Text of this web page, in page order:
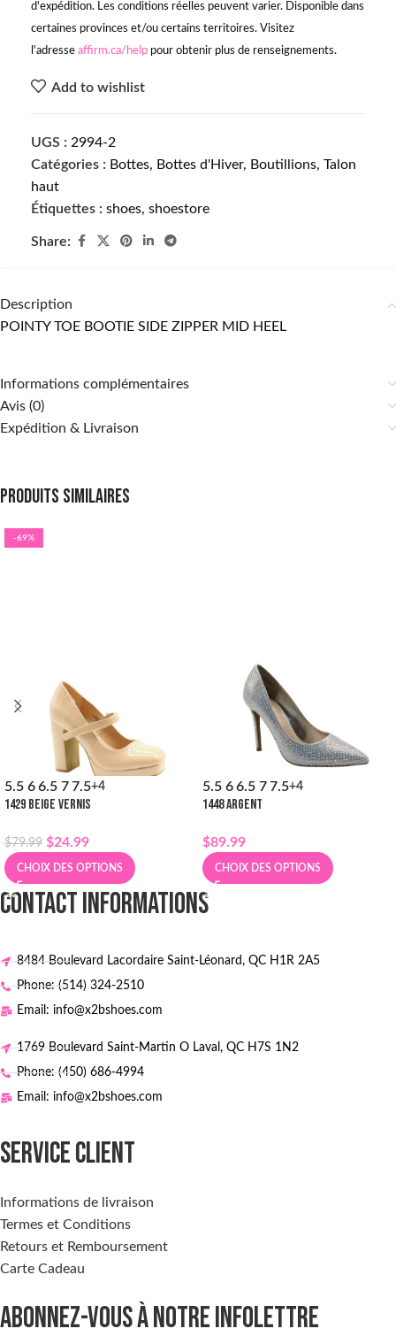
d'expédition. Les conditions réelles peuvent varier. Disponible dans
certaines provinces et/ou certains territoires. Visitez
l'adresse affirm.ca/help pour obtenir plus de renseignements.
Add to wishlist
UGS : 2994-2
Catégories : Bottes, Bottes d'Hiver, Boutillions, Talon
haut
Étiquettes : shoes, shoestore
Share:
Description
POINTY TOE BOOTIE SIDE ZIPPER MID HEEL
Informations complémentaires
Avis (0)
Expédition & Livraison
Produits similaires
-69%
5.5 6 6.5 7 7.5+4
1429 BEIGE VERNIS
$79.99 $24.99
CHOIX DES OPTIONS
5.5 6 6.5 7 7.5+4
1448 ARGENT
$89.99
CHOIX DES OPTIONS
CONTACT INFORMATIONS
8484 Boulevard Lacordaire Saint-Léonard, QC H1R 2A5
Phone: (514) 324-2510
Email: info@x2bshoes.com
1769 Boulevard Saint-Martin O Laval, QC H7S 1N2
Phone: (450) 686-4994
Email: info@x2bshoes.com
SERVICE CLIENT
Informations de livraison
Termes et Conditions
Retours et Remboursement
Carte Cadeau
ABONNEZ-VOUS À NOTRE INFOLETTRE